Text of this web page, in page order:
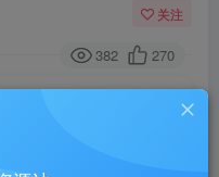
关注
382 270